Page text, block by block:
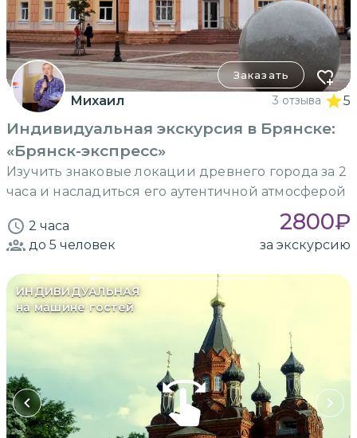
Заказать
Михаил 3 отзыва 5
Индивидуальная экскурсия в Брянске:
«Брянск-экспресс»
Изучить знаковые локации древнего города за 2
часа и насладиться его аутентичной атмосферой
2 часа 2800₽
до 5 человек за экскурсию
ИНДИВИДУАЛЬНАЯ
на машине гостей